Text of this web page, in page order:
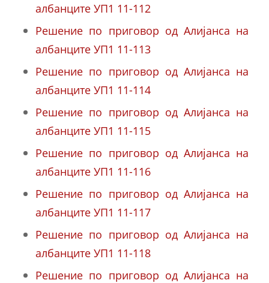
албанците УП1 11-112
Решение по приговор од Алијанса на
албанците УП1 11-113
Решение по приговор од Алијанса на
албанците УП1 11-114
Решение по приговор од Алијанса на
албанците УП1 11-115
Решение по приговор од Алијанса на
албанците УП1 11-116
Решение по приговор од Алијанса на
албанците УП1 11-117
Решение по приговор од Алијанса на
албанците УП1 11-118
Решение по приговор од Алијанса на